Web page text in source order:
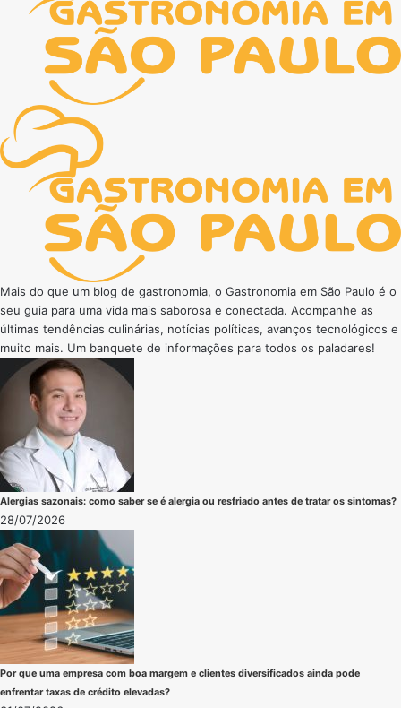
Mais do que um blog de gastronomia, o Gastronomia em São Paulo é o
seu guia para uma vida mais saborosa e conectada. Acompanhe as
últimas tendências culinárias, notícias políticas, avanços tecnológicos e
muito mais. Um banquete de informações para todos os paladares!
Alergias sazonais: como saber se é alergia ou resfriado antes de tratar os sintomas?
28/07/2026
Por que uma empresa com boa margem e clientes diversificados ainda pode
enfrentar taxas de crédito elevadas?